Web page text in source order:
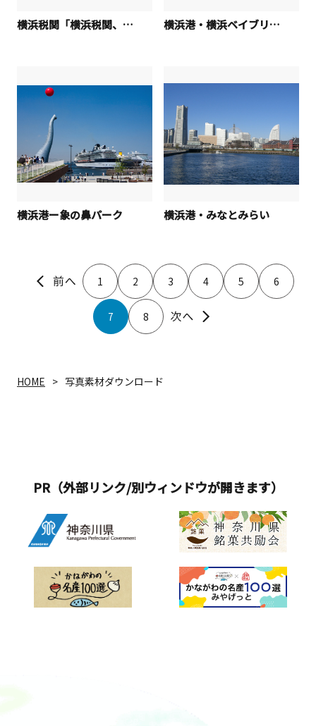
横浜税関「横浜税関、夜の入り口」 横浜港・横浜ベイブリッジ「横浜港ーベイブリッジと入道雲」
横浜港ー象の鼻パーク 横浜港・みなとみらい
1 2 3 4 5 6
7 8
HOME 写真素材ダウンロード
PR（外部リンク/別ウィンドウが開きます）